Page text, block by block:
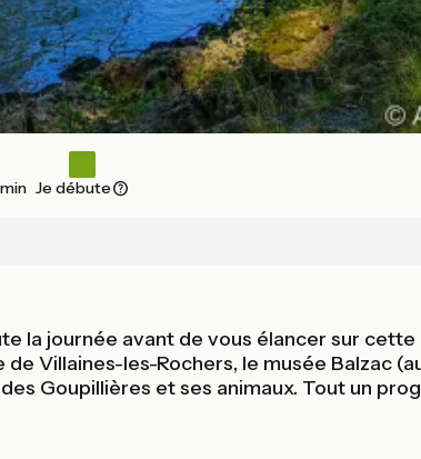
Je débute
la journée avant de vous élancer sur cette
de Villaines-les-Rochers, le musée Balzac
Goupillières et ses animaux. Tout un